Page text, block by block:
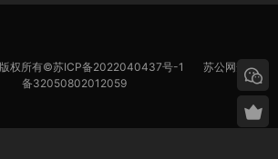
权所有©苏ICP备2022040437号-1
苏公网安
备32050802012059